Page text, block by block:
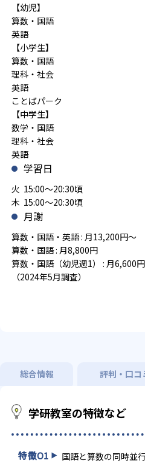
【幼児】
算数・国語
英語
【小学生】
算数・国語
理科・社会
英語
ことばパーク
【中学生】
数学・国語
理科・社会
英語
学習日
火 15:00～20:30頃
木 15:00～20:30頃
月謝
算数・国語・英語 : 月13,200円～
算数・国語 : 月8,800円
算数・国語（幼児週1） : 月6,600円
（2024年5月調査）
総合情報 評判・口コ
学研教室の特徴など
特徴01 国語と算数の同時並